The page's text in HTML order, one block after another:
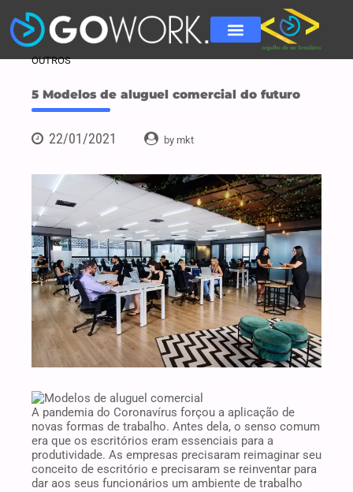
OUTROS
5 Modelos de aluguel comercial do futuro
22/01/2021 by mkt
A pandemia do Coronavírus forçou a aplicação de
novas formas de trabalho. Antes dela, o senso comum
era que os escritórios eram essenciais para a
produtividade. As empresas precisaram reimaginar seu
conceito de escritório e precisaram se reinventar para
dar aos seus funcionários um ambiente de trabalho